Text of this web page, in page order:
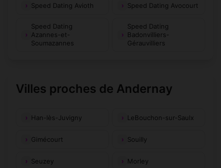
Speed Dating Avioth Speed Dating Avocourt
Speed Dating
Azannes-et-
Soumazannes
Speed Dating
Badonvilliers-
Gérauvilliers
Villes proches de Andernay
Han-lès-Juvigny LeBouchon-sur-Saulx
Gimécourt Souilly
Seuzey Morley